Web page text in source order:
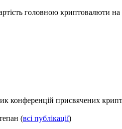
головною криптовалюти на
конференцій присвячених
(всі публікації)